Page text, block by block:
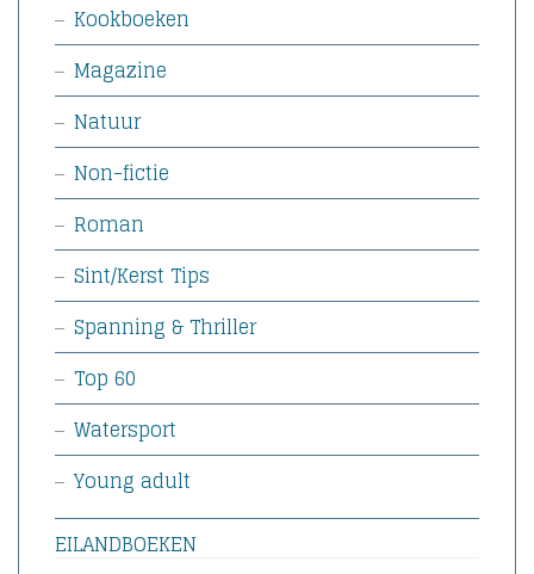
Kookboeken
Magazine
Natuur
Non-fictie
Roman
Sint/Kerst Tips
Spanning & Thriller
Top 60
Watersport
Young adult
EILANDBOEKEN